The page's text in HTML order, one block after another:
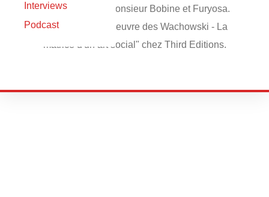
Interviews
Podcast
Rédacteur pour Monsieur Bobine et Furyosa.
Co-auteur de "L'oeuvre des Wachowski - La
matrice d'un art social" chez Third Editions.